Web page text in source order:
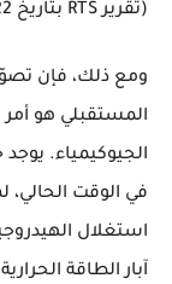
(تقرير RTS بتاريخ 22 يوليو 2023):
ومع ذلك، فإن
المستقبلي هو أمر
الجيوكيمياء.
في الوقت الحالي،
استغلال
آبار الطاقة